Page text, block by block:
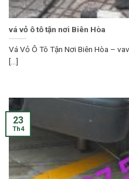
vá vỏ ô tô tận nơi Biên Hòa
Vá Vỏ Ô Tô Tận Nơi Biên Hòa –
[...]
23
Th4